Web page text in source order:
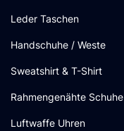
Leder Taschen
Handschuhe / Weste
Sweatshirt & T-Shirt
Rahmengenähte Schuhe
Luftwaffe Uhren